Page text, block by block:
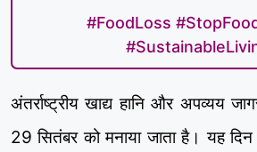
#FoodLoss
अंतर्राष्ट्रीय खाद्य हानि और अपव्यय
29 सितंबर को मनाया जाता है। यह दिन